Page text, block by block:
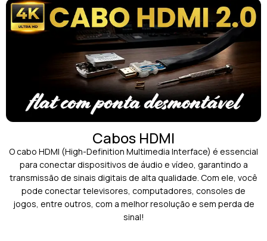
Cabos HDMI
O cabo HDMI (High-Definition Multimedia Interface) é essencial
para conectar dispositivos de áudio e vídeo, garantindo a
transmissão de sinais digitais de alta qualidade. Com ele, você
pode conectar televisores, computadores, consoles de
jogos, entre outros, com a melhor resolução e sem perda de
sinal!